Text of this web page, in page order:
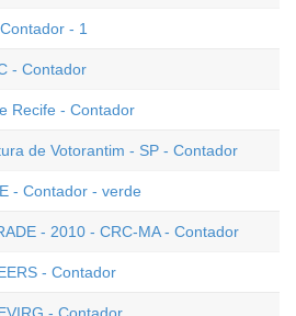
- 1
- Contador
Recife - Contador
de Votorantim - SP - Contador
- Contador - verde
- 2010 - CRC-MA - Contador
- Contador